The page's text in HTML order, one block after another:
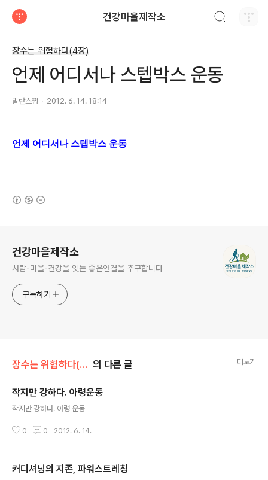
건강마을제작소
장수는 위험하다(4장)
언제 어디서나 스텝박스 운동
발란스짱 2012. 6. 14. 18:14
언제 어디서나 스텝박스 운동
건강마을제작소
사람-마을-건강을 잇는 좋은연결을 추구합니다
구독하기
장수는 위험하다(4장) 의 다른 글 더보기
작지만 강하다. 아령운동
작지만 강하다. 아령 운동
0 0 2012. 6. 14.
커디셔닝의 지존, 파워스트레칭